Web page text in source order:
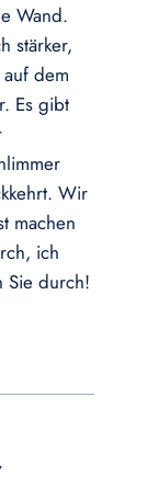
Wand.
stärker,
dem
Es gibt
Wir
machen
ich
Sie durch!